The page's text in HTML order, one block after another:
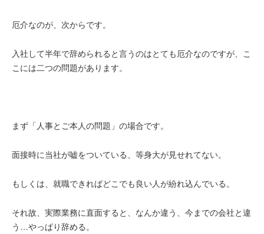
厄介なのが、次からです。
入社して半年で辞められると言うのはとても厄介なのですが、 こ
こには二つの問題があります。
まず「人事とご本人の問題」の場合です。
面接時に当社が嘘をついている、等身大が見せれてない。
もしくは、就職できればどこでも良い人が紛れ込んでいる。
それ故、実際業務に直面すると、なんか違う、今までの会社と違
う…やっぱり辞める。